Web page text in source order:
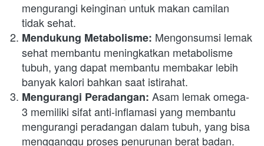
mengurangi keinginan untuk makan camilan
tidak sehat.
Mendukung Metabolisme: Mengonsumsi lemak
sehat membantu meningkatkan metabolisme
tubuh, yang dapat membantu membakar lebih
banyak kalori bahkan saat istirahat.
Mengurangi Peradangan: Asam lemak omega-
3 memiliki sifat anti-inflamasi yang membantu
mengurangi peradangan dalam tubuh, yang bisa
mengganggu proses penurunan berat badan.